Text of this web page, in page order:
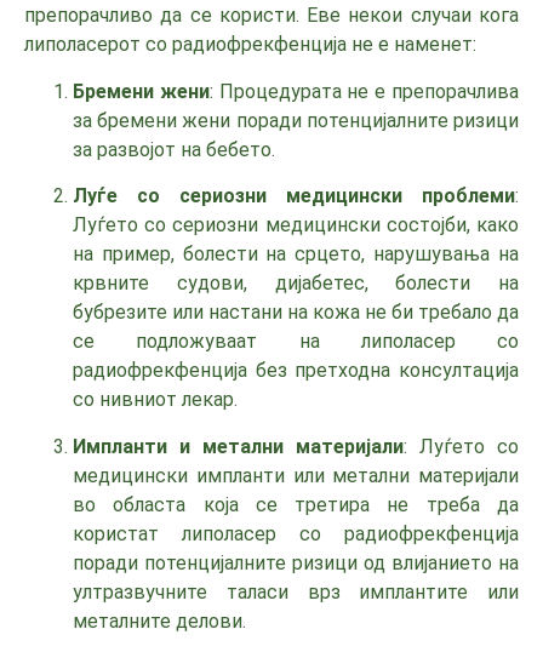
препорачливо да се користи. Еве некои случаи кога
липоласерот со радиофрекфенција не е наменет:
Бремени жени: Процедурата не е препорачлива
за бремени жени поради потенцијалните ризици
за развојот на бебето.
Луѓе со сериозни медицински проблеми:
Луѓето со сериозни медицински состојби, како
на пример, болести на срцето, нарушувања на
крвните судови, дијабетес, болести на
бубрезите или настани на кожа не би требало да
се подложуваат на липоласер со
радиофрекфенција без претходна консултација
со нивниот лекар.
Импланти и метални материјали: Луѓето со
медицински импланти или метални материјали
во областа која се третира не треба да
користат липоласер со радиофрекфенција
поради потенцијалните ризици од влијанието на
ултразвучните таласи врз имплантите или
металните делови.